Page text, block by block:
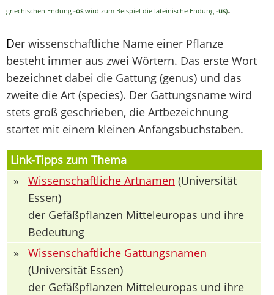
griechischen Endung -os wird zum Beispiel die lateinische Endung -us).
Der wissenschaftliche Name einer Pflanze
besteht immer aus zwei Wörtern. Das erste Wort
bezeichnet dabei die Gattung (genus) und das
zweite die Art (species). Der Gattungsname wird
stets groß geschrieben, die Artbezeichnung
startet mit einem kleinen Anfangsbuchstaben.
Link-Tipps zum Thema
»
Wissenschaftliche Artnamen (Universität
Essen)
der Gefäßpflanzen Mitteleuropas und ihre
Bedeutung
»
Wissenschaftliche Gattungsnamen
(Universität Essen)
der Gefäßpflanzen Mitteleuropas und ihre